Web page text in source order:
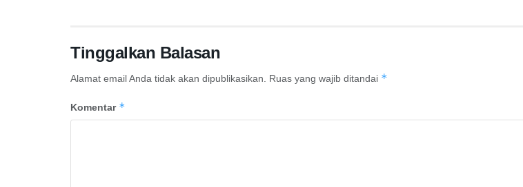
Tinggalkan Balasan
Alamat email Anda tidak akan dipublikasikan. Ruas yang wajib ditandai *
Komentar *